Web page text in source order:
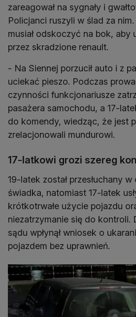
zareagował na sygnały i
Policjanci ruszyli w ślad za
musiał odskoczyć na bok, aby
przez skradzione renault.
- Na Siennej porzucił auto i z
uciekać pieszo. Podczas
czynności funkcjonariusze
pasażera samochodu, a 17-
do komendy, wiedząc, że jest
zrelacjonowali mundurowi.
17-latkowi grozi szereg
19-latek został przesłuchany
świadka, natomiast 17-latek
krótkotrwałe użycie pojazdu
niezatrzymanie się do kontroli.
sądu wpłynął wniosek o
pojazdem bez uprawnień.